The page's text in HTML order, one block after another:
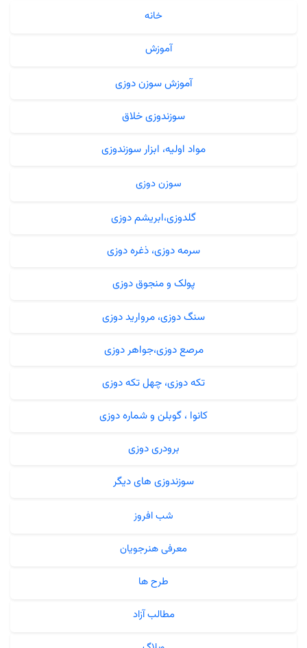
خانه
آموزش
آموزش سوزن دوزی
سوزندوزی خلاق
مواد اولیه، ابزار سوزندوزی
سوزن دوزی
گلدوزی،ابریشم دوزی
سرمه دوزی، ذغره دوزی
پولک و منجوق دوزی
سنگ دوزی، مروارید دوزی
مرصع دوزی،جواهر دوزی
تکه دوزی، چهل تکه دوزی
کانوا ، گوبلن و شماره دوزی
برودری دوزی
سوزندوزی های دیگر
شب افروز
معرفی هنرجویان
طرح ها
مطالب آزاد